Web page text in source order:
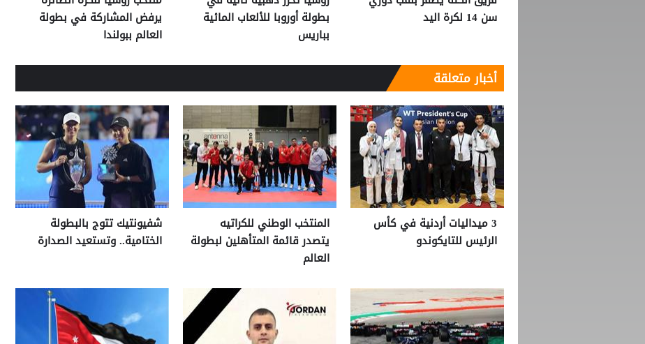
سن 14 لكرة اليد
بطولة أوروبا للألعاب المائية
بباريس
يرفض المشاركة في بطولة
العالم ببولندا
أخبار متعلقة
3 ميداليات أردنية في كأس
الرئيس للتايكوندو
المنتخب الوطني للكراتيه
يتصدر قائمة المتأهلين لبطولة
العالم
شفيونتيك تتوج بالبطولة
الختامية.. وتستعيد الصدارة